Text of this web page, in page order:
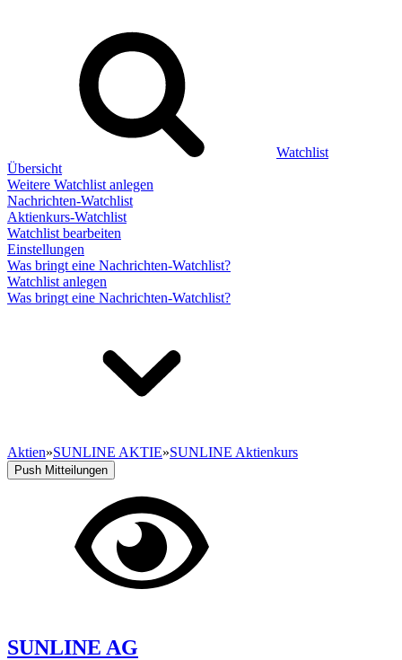
Watchlist
Übersicht
Weitere Watchlist anlegen
Nachrichten-Watchlist
Aktienkurs-Watchlist
Watchlist bearbeiten
Einstellungen
Was bringt eine Nachrichten-Watchlist?
Watchlist anlegen
Was bringt eine Nachrichten-Watchlist?
Aktien»SUNLINE AKTIE»SUNLINE Aktienkurs
Push Mitteilungen
SUNLINE AG